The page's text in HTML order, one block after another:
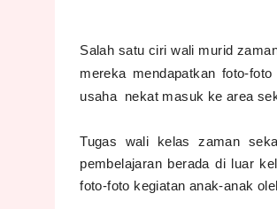
Salah satu ciri wali murid
mereka mendapatkan foto-
usaha nekat masuk ke area
Tugas wali kelas zaman
pembelajaran berada di luar
foto-foto kegiatan anak-anak